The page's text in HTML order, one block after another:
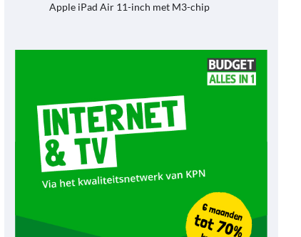
Apple iPad Air 11-inch met M3-chip